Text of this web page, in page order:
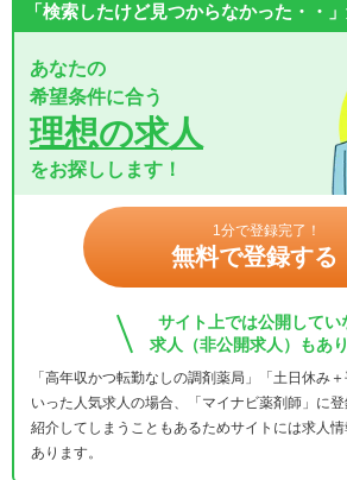
「検索したけど見つからなかった・・」
あなたの
希望条件に合う
理想の求人
をお探しします！
1分で登録完了！
無料で登録する
サイト上では公開してい
求人（非公開求人）もあ
「高年収かつ転勤なしの調剤薬局」「土日休み
いった人気求人の場合、「マイナビ薬剤師」に
紹介してしまうこともあるためサイトには求人
あります。